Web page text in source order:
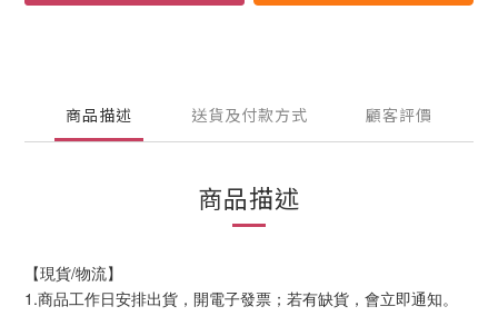
商品描述 送貨及付款方式 顧客評價
商品描述
【現貨/物流】
1.商品工作日安排出貨，開電子發票；若有缺貨，會立即通知。